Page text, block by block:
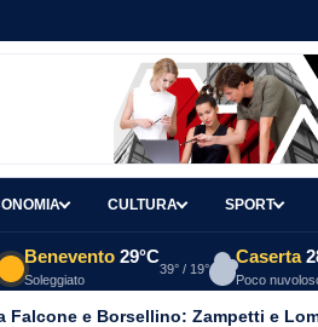
CULTURA SPORT
Benevento 29°C
Soleggiato
39° / 19°
Caserta
Poco
Falcone e Borsellino: Zampetti e